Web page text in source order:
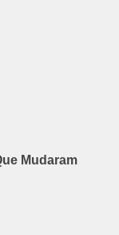
Mudaram